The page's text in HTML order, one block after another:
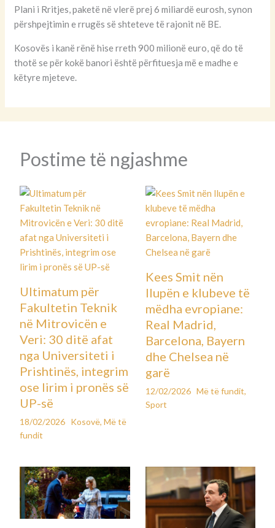
Plani i Rritjes, paketë në vlerë prej 6 miliardë eurosh, synon
përshpejtimin e rrugës së shteteve të rajonit në BE.
Kosovës i kanë rënë hise rreth 900 milionë euro, që do të
thotë se për kokë banori është përfituesja më e madhe e
këtyre mjeteve.
Postime të ngjashme
Ultimatum për
Fakultetin Teknik
në Mitrovicën e
Veri: 30 ditë afat
nga Universiteti i
Prishtinës, integrim
ose lirim i pronës së
UP-së
18/02/2026 Kosovë,Më të
fundit
Kees Smit nën
llupën e klubeve të
mëdha evropiane:
Real Madrid,
Barcelona, Bayern
dhe Chelsea në
garë
12/02/2026 Më të fundit,
Sport